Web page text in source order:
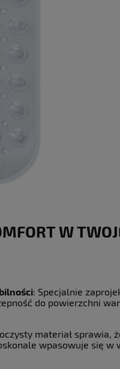
W
: Specjalnie
do powierzchni
materiał sprawia,
wpasowuje się w